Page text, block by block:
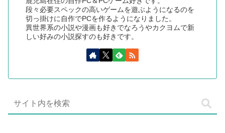
段々必要スペックの高いゲームを遊ぶようになるのを
切っ掛けに自作でPCを作るようになりました。
異世界系の小説や漫画も好きでなろうやカクヨムで新
しい好みの小説探すのも好きです。